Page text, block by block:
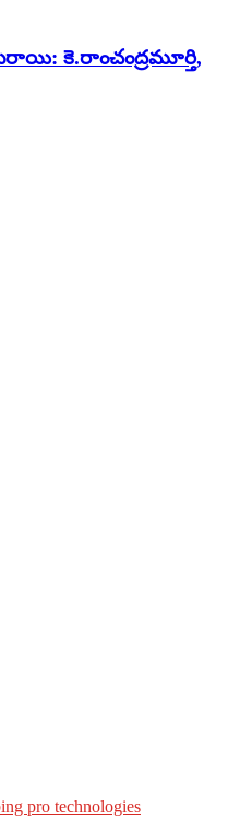
కె.రాంచంద్రమూర్తి,
pro technologies